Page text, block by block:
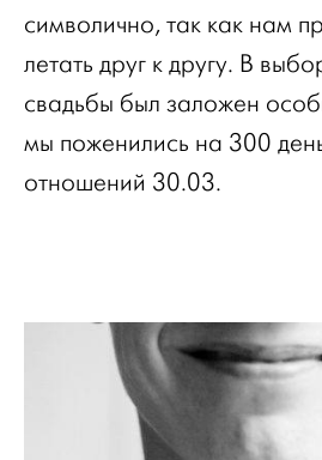
символично, так как нам
летать друг к другу. В
свадьбы был заложен
мы поженились на 300
отношений 30.03.